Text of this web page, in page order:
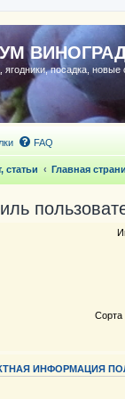
ягодники, посадка,
FAQ
статьи Главная
Сорта
ИНФОРМАЦИЯ